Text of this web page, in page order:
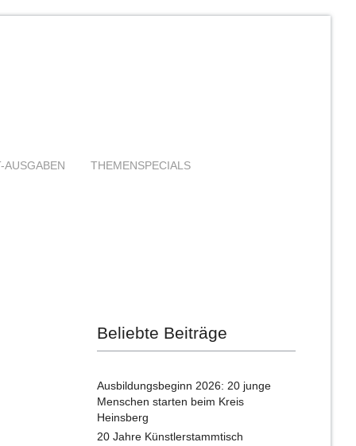
AUSGABEN THEMENSPECIALS
Beliebte Beiträge
Ausbildungsbeginn 2026: 20 junge
Menschen starten beim Kreis
Heinsberg
20 Jahre Künstlerstammtisch